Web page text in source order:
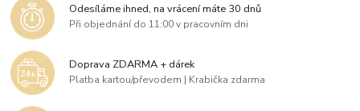
Odesíláme ihned, na vrácení máte 30 dnů
Při objednání do 11:00 v pracovním dni
Doprava ZDARMA + dárek
Platba kartou/převodem | Krabička zdarma